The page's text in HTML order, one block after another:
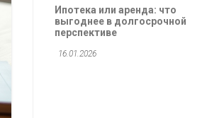
Ипотека или аренда: что
выгоднее в долгосрочной
перспективе
16.01.2026